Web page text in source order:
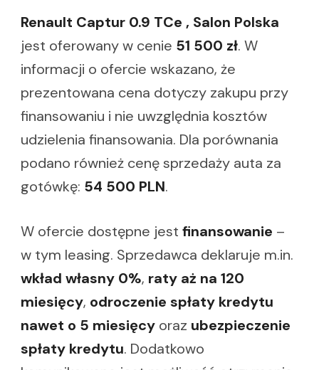
Renault Captur 0.9 TCe , Salon Polska
jest oferowany w cenie 51 500 zł. W
informacji o ofercie wskazano, że
prezentowana cena dotyczy zakupu przy
finansowaniu i nie uwzględnia kosztów
udzielenia finansowania. Dla porównania
podano również cenę sprzedaży auta za
gotówkę: 54 500 PLN.
W ofercie dostępne jest finansowanie –
w tym leasing. Sprzedawca deklaruje m.in.
wkład własny 0%, raty aż na 120
miesięcy, odroczenie spłaty kredytu
nawet o 5 miesięcy oraz ubezpieczenie
spłaty kredytu. Dodatkowo